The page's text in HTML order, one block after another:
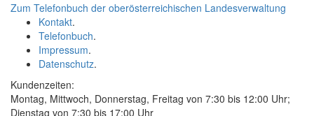
Zum Telefonbuch der oberösterreichischen Landesverwaltung
Kontakt.
Telefonbuch.
Impressum.
Datenschutz.
Kundenzeiten:
Montag, Mittwoch, Donnerstag, Freitag von 7:30 bis 12:00 Uhr;
Dienstag von 7:30 bis 17:00 Uhr